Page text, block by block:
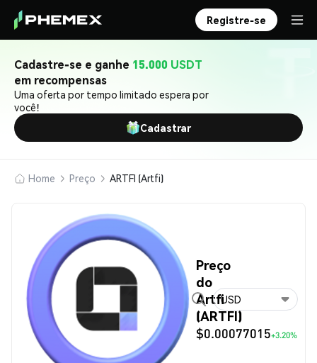
Registre-se
Cadastre-se e ganhe 15.000 USDT
em recompensas
Uma oferta por tempo limitado espera por
você!
Cadastrar
Home Preço ARTFI (Artfi)
Preço
do
Artfi
(ARTFI)
$0.00077015+3.20%
USD